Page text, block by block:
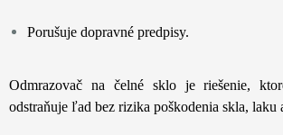
Porušuje dopravné predpisy.
Odmrazovač na čelné sklo je riešenie,
odstraňuje ľad bez rizika poškodenia skla, laku